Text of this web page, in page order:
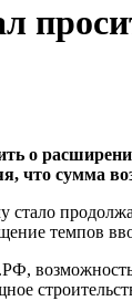
о
что сумма
темпов
возможность